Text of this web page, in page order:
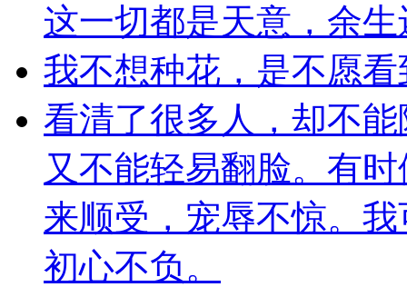
这一切都是天意，余
我不想种花，是不愿
看清了很多人，却不
又不能轻易翻脸。有
来顺受，宠辱不惊。
初心不负。